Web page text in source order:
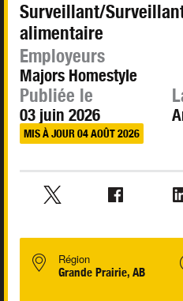
Surveillant/
alimentaire
Employeurs
Majors Homestyle
Publiée le
03 juin 2026
MIS À JOUR 04 AOÛT 2026
Région
Grande Prairie, AB